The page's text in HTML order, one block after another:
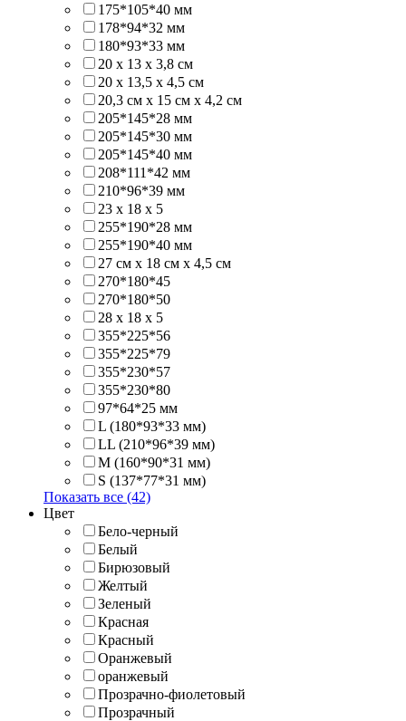
175*105*40 мм
178*94*32 мм
180*93*33 мм
20 х 13 х 3,8 см
20 х 13,5 х 4,5 см
20,3 см х 15 см х 4,2 см
205*145*28 мм
205*145*30 мм
205*145*40 мм
208*111*42 мм
210*96*39 мм
23 х 18 х 5
255*190*28 мм
255*190*40 мм
27 см х 18 см х 4,5 см
270*180*45
270*180*50
28 х 18 х 5
355*225*56
355*225*79
355*230*57
355*230*80
97*64*25 мм
L (180*93*33 мм)
LL (210*96*39 мм)
M (160*90*31 мм)
S (137*77*31 мм)
Показать все (42)
Цвет
Бело-черный
Белый
Бирюзовый
Желтый
Зеленый
Красная
Красный
Оранжевый
оранжевый
Прозрачно-фиолетовый
Прозрачный